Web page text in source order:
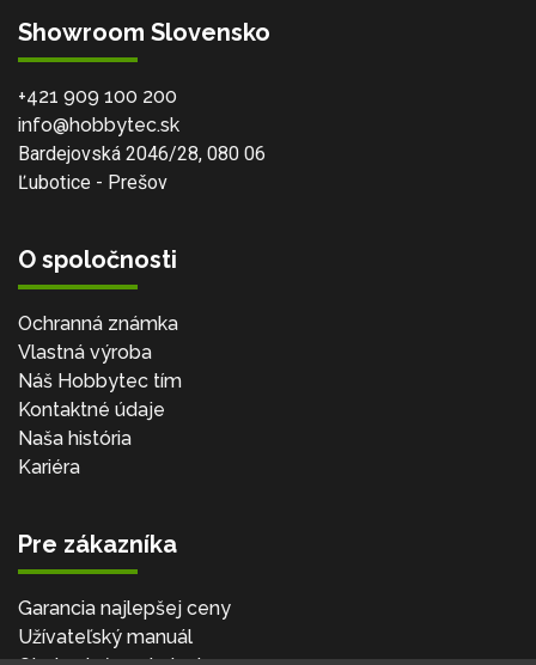
Showroom Slovensko
+421 909 100 200
info@hobbytec.sk
Bardejovská 2046/28, 080 06
Ľubotice - Prešov
O spoločnosti
Ochranná známka
Vlastná výroba
Náš Hobbytec tím
Kontaktné údaje
Naša história
Kariéra
Pre zákazníka
Garancia najlepšej ceny
Užívateľský manuál